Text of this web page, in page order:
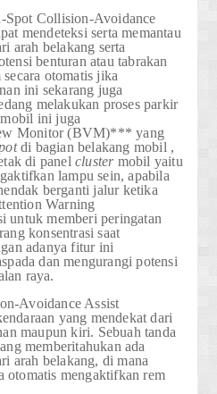
Spot Collision-Avoidance
mendeteksi serta memantau
arah belakang serta
benturan atau tabrakan
otomatis jika
ini sekarang juga
melakukan proses parkir
ini juga
Monitor (BVM)*** yang
di bagian belakang mobil ,
di panelcluster mobil yaitu
lampu sein, apabila
berganti jalur ketika
Warning
untuk memberi peringatan
konsentrasi saat
adanya fitur ini
dan mengurangi potensi
raya.
Avoidance Assist
yang mendekat dari
maupun kiri. Sebuah tanda
memberitahukan ada
arah belakang, di mana
otomatis mengaktifkan rem